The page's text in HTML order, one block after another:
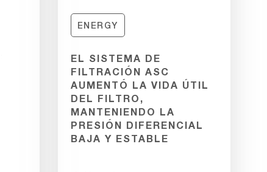
ENERGY
EL SISTEMA DE
FILTRACIÓN ASC
AUMENTÓ LA VIDA ÚTIL
DEL FILTRO,
MANTENIENDO LA
PRESIÓN DIFERENCIAL
BAJA Y ESTABLE